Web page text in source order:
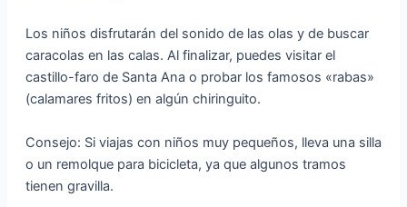
Los niños disfrutarán del sonido de las olas y de buscar
caracolas en las calas. Al finalizar, puedes visitar el
castillo-faro de Santa Ana o probar los famosos «rabas»
(calamares fritos) en algún chiringuito.
Consejo: Si viajas con niños muy pequeños, lleva una silla
o un remolque para bicicleta, ya que algunos tramos
tienen gravilla.